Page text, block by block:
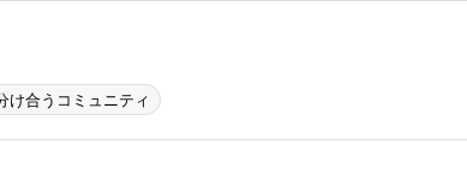
け合うコミュニティ